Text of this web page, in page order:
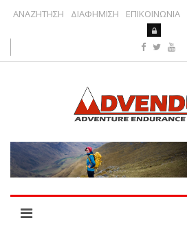
ΑΝΑΖΗΤΗΣΗ ΔΙΑΦΗΜΙΣΗ ΕΠΙΚΟΙΝΩΝΙΑ